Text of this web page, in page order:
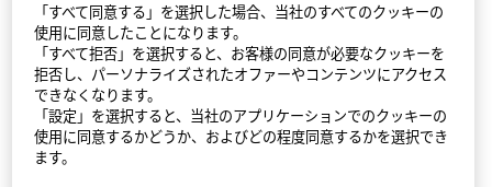
利用規約
プライバシーポリシー（外部送信ポリシーを含む）
サイトマップ
お問い合わせ
「すべて同意する」を選択した場合、当社のすべてのクッキーの
使用に同意したことになります。
「すべて拒否」を選択すると、お客様の同意が必要なクッキーを
拒否し、パーソナライズされたオファーやコンテンツにアクセス
できなくなります。
「設定」を選択すると、当社のアプリケーションでのクッキーの
使用に同意するかどうか、およびどの程度同意するかを選択でき
ます。